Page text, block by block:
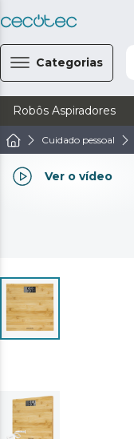
Categorias
Robôs Aspiradores
Cuidado pessoal
Ver o vídeo